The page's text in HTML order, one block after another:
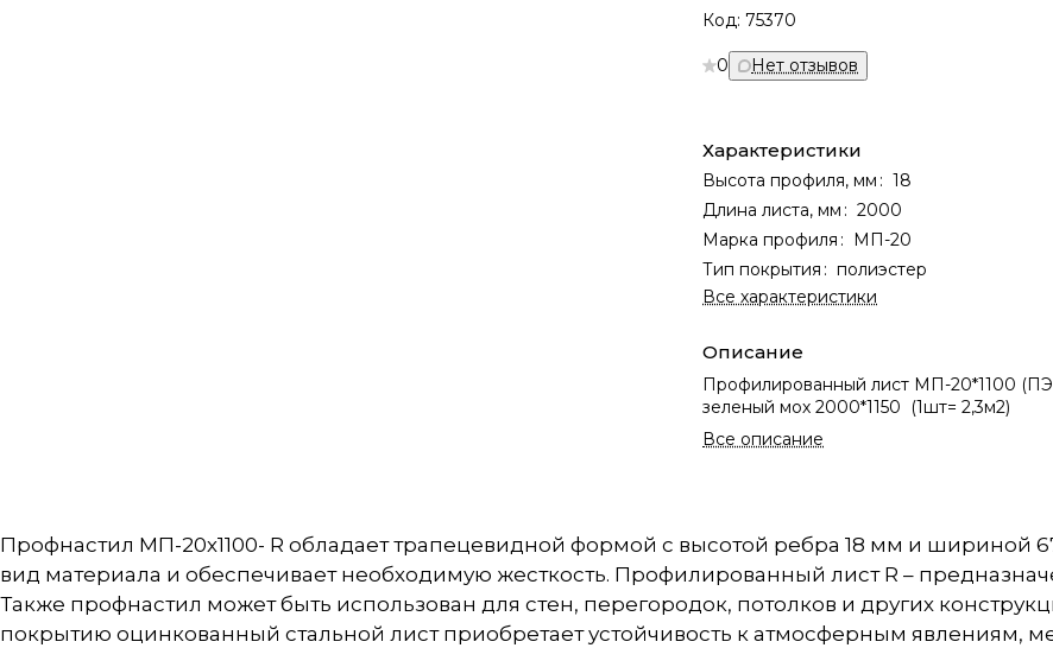
Код:75370
0 Нет отзывов
Характеристики
Высота профиля, мм : 18
Длина листа, мм : 2000
Марка профиля : МП-20
Тип покрытия : полиэстер
Все характеристики
Описание
Профилированный лист МП-20*1100
зеленый мох 2000*1150 (1шт= 2,3м2)
Все описание
Профнастил МП-20х1100- R обладает трапецевидной формой с высотой ребра 18 мм и шириной
вид материала и обеспечивает необходимую жесткость. Профилированный лист R –
Также профнастил может быть использован для стен, перегородок, потолков и других
покрытию оцинкованный стальной лист приобретает устойчивость к атмосферным явлениям,